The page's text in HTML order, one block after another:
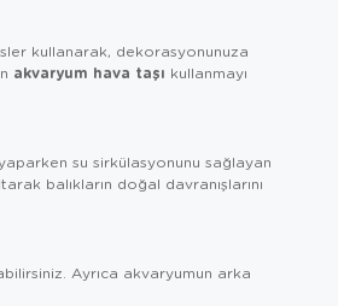
kullanarak, dekorasyonunuza
akvaryum hava taşı kullanmayı
su sirkülasyonunu sağlayan
balıkların doğal davranışlarını
Ayrıca akvaryumun arka